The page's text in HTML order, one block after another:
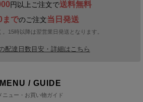
円以上ご注文で送料無料
までのご注文当日発送
15時以降は翌営業日発送となります。
配達日数目安・詳細はこちら
MENU / GUIDE
ニュー・お買い物ガイド